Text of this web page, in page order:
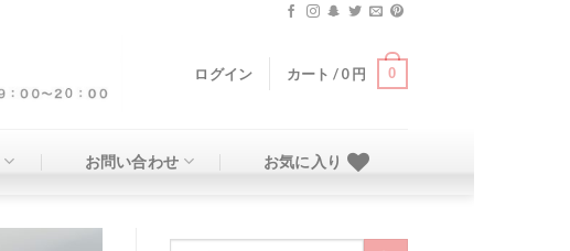
ログイン カート /0円 0
お問い合わせ お気に入り